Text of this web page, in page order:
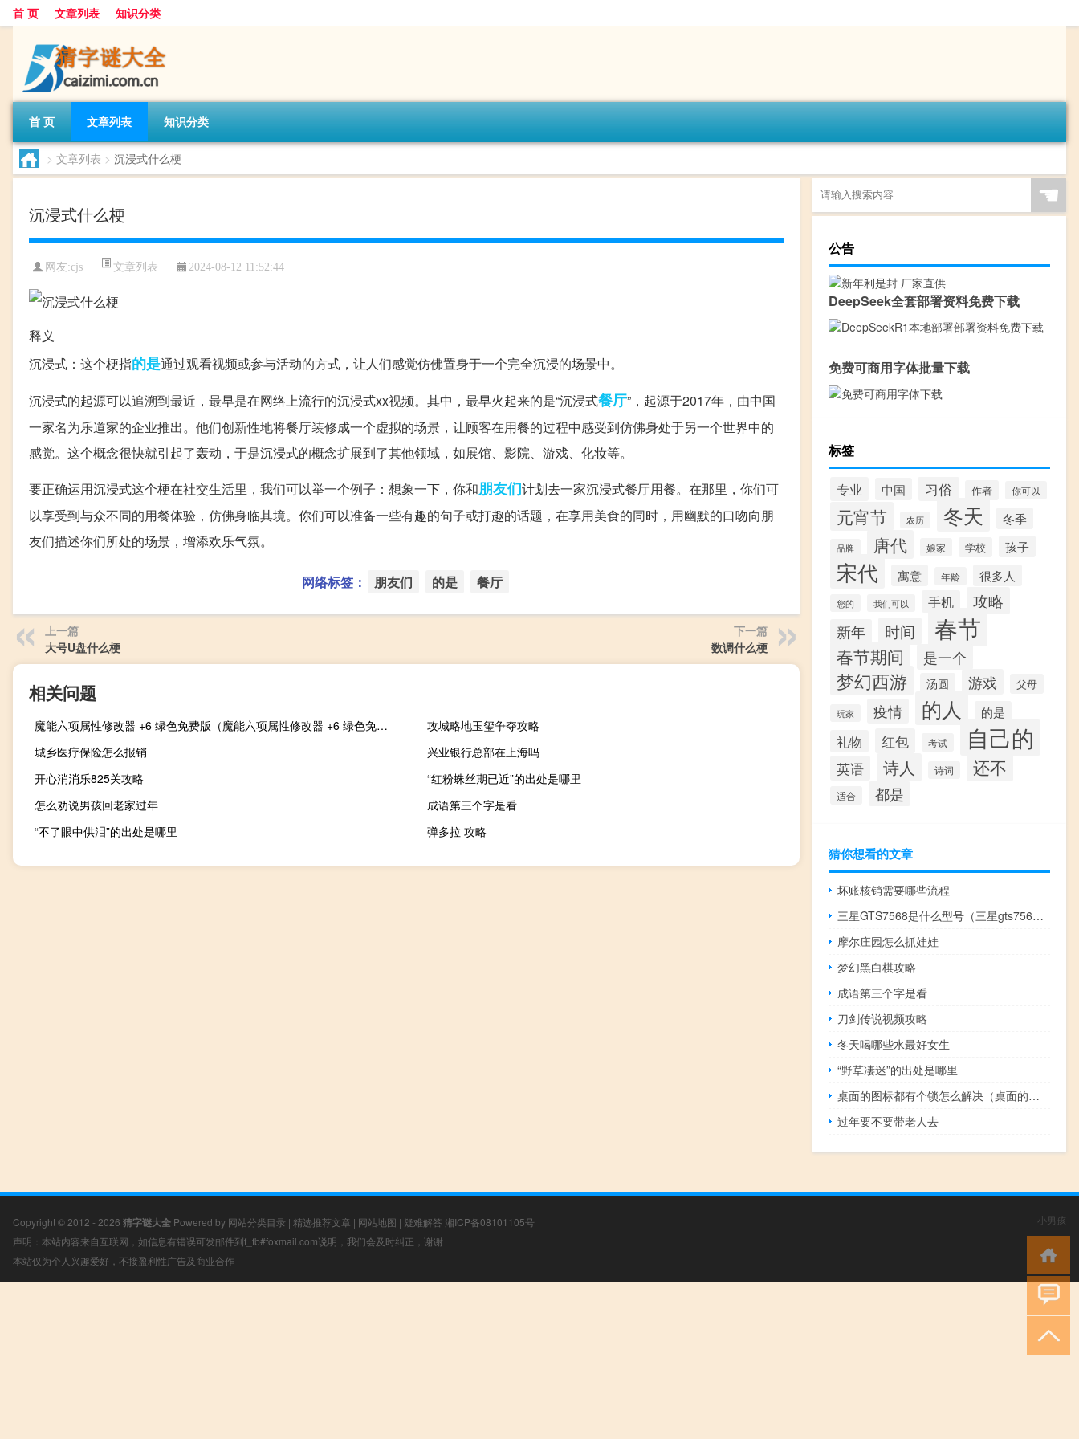
首 页 文章列表 知识分类
首 页 文章列表 知识分类
> 文章列表 > 沉浸式什么梗
沉浸式什么梗
网友:cjs 文章列表 2024-08-12 11:52:44
释义
沉浸式：这个梗指的是通过观看视频或参与活动的方式，让人们感觉仿佛置身于一个完全沉浸的场景中。
沉浸式的起源可以追溯到最近，最早是在网络上流行的沉浸式xx视频。其中，最早火起来的是“沉浸式餐厅”，起源于2017年，由中国
一家名为乐道家的企业推出。他们创新性地将餐厅装修成一个虚拟的场景，让顾客在用餐的过程中感受到仿佛身处于另一个世界中的
感觉。这个概念很快就引起了轰动，于是沉浸式的概念扩展到了其他领域，如展馆、影院、游戏、化妆等。
要正确运用沉浸式这个梗在社交生活里，我们可以举一个例子：想象一下，你和朋友们计划去一家沉浸式餐厅用餐。在那里，你们可
以享受到与众不同的用餐体验，仿佛身临其境。你们可以准备一些有趣的句子或打趣的话题，在享用美食的同时，用幽默的口吻向朋
友们描述你们所处的场景，增添欢乐气氛。
网络标签： 朋友们 的是 餐厅
上一篇
大号U盘什么梗
下一篇
数调什么梗
相关问题
魔能六项属性修改器 +6 绿色免费版（魔能六项属性修改器 +6 绿色免费版功能简介）
攻城略地玉玺争夺攻略
城乡医疗保险怎么报销
兴业银行总部在上海吗
开心消消乐825关攻略
“红粉蛛丝期已近”的出处是哪里
怎么劝说男孩回老家过年
成语第三个字是看
“不了眼中供泪”的出处是哪里
弹多拉 攻略
☚
公告
DeepSeek全套部署资料免费下载
免费可商用字体批量下载
标签
专业 中国 习俗 作者 你可以
元宵节 农历 冬天 冬季
品牌 唐代 娘家 学校 孩子
宋代 寓意 年龄 很多人
您的 我们可以 手机 攻略
新年 时间 春节
春节期间 是一个
梦幻西游 汤圆 游戏 父母
玩家 疫情 的人 的是
礼物 红包 考试 自己的
英语 诗人 诗词 还不
适合 都是
猜你想看的文章
坏账核销需要哪些流程
三星GTS7568是什么型号（三星gts7562）
摩尔庄园怎么抓娃娃
梦幻黑白棋攻略
成语第三个字是看
刀剑传说视频攻略
冬天喝哪些水最好女生
“野草凄迷”的出处是哪里
桌面的图标都有个锁怎么解决（桌面的图标删不掉）
过年要不要带老人去
Copyright © 2012 - 2026 猜字谜大全 Powered by 网站分类目录 | 精选推荐文章 | 网站地图 | 疑难解答 湘ICP备08101105号
声明：本站内容来自互联网，如信息有错误可发邮件到f_fb#foxmail.com说明，我们会及时纠正，谢谢
本站仅为个人兴趣爱好，不接盈利性广告及商业合作
小男孩